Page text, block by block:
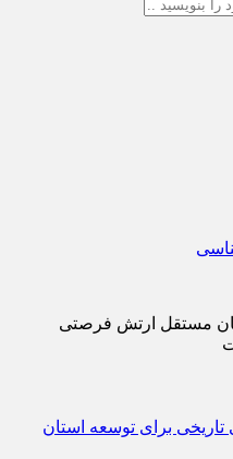
جریمه سن
مستقل ارتش فرصتی
برای توسعه استان